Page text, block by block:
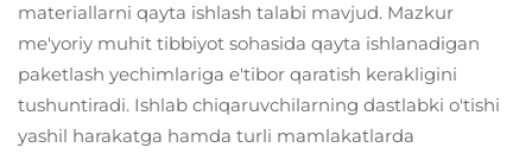
materiallarni qayta ishlash talabi mavjud. Mazkur
me'yoriy muhit tibbiyot sohasida qayta ishlanadigan
paketlash yechimlariga e'tibor qaratish kerakligini
tushuntiradi. Ishlab chiqaruvchilarning dastlabki o'tishi
yashil harakatga hamda turli mamlakatlarda